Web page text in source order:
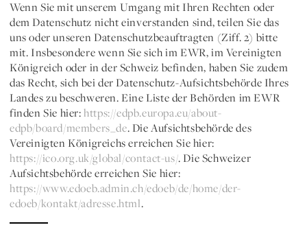
Wenn Sie mit unserem Umgang mit Ihren Rechten oder
dem Datenschutz nicht einverstanden sind, teilen Sie das
uns oder unseren Datenschutzbeauftragten (Ziff. 2) bitte
mit. Insbesondere wenn Sie sich im EWR, im Vereinigten
Königreich oder in der Schweiz befinden, haben Sie zudem
das Recht, sich bei der Datenschutz-Aufsichtsbehörde Ihres
Landes zu beschweren. Eine Liste der Behörden im EWR
finden Sie hier:https://edpb.europa.eu/about-
edpb/board/members_de. Die Aufsichtsbehörde des
Vereinigten Königreichs erreichen Sie hier:
https://ico.org.uk/global/contact-us/. Die Schweizer
Aufsichtsbehörde erreichen Sie hier:
https://www.edoeb.admin.ch/edoeb/de/home/der-
edoeb/kontakt/adresse.html.